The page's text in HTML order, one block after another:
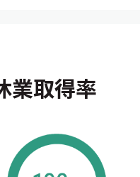
業取得率